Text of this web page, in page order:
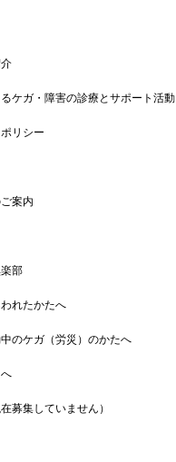
ケガ・障害の診療とサポート活動
リシー
案内
部
れたかたへ
のケガ（労災）のかたへ
募集していません）